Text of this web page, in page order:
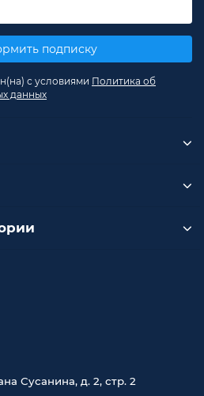
подписку
с условиями Политика об
данных
Сусанина, д. 2, стр. 2